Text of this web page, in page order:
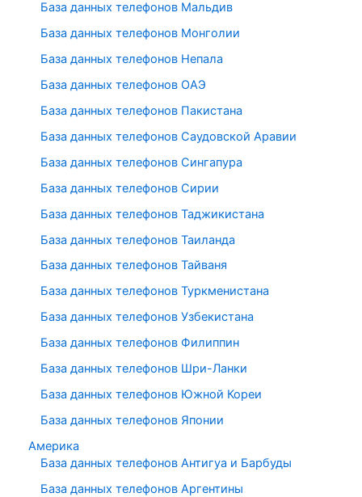
База данных телефонов Мальдив
База данных телефонов Монголии
База данных телефонов Непала
База данных телефонов ОАЭ
База данных телефонов Пакистана
База данных телефонов Саудовской Аравии
База данных телефонов Сингапура
База данных телефонов Сирии
База данных телефонов Таджикистана
База данных телефонов Таиланда
База данных телефонов Тайваня
База данных телефонов Туркменистана
База данных телефонов Узбекистана
База данных телефонов Филиппин
База данных телефонов Шри-Ланки
База данных телефонов Южной Кореи
База данных телефонов Японии
Америка
База данных телефонов Антигуа и Барбуды
База данных телефонов Аргентины